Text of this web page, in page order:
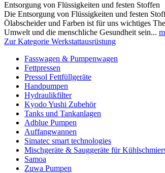
Entsorgung von Flüssigkeiten und festen Stoffen
Die Entsorgung von Flüssigkeiten und festen
Ölabscheider und Farben ist für uns wichtiges
Umwelt und die menschliche Gesundheit sein...
Zur Kategorie Werkstattausrüstung
Fasswagen & Pumpenwagen
Fettpressen
Pressol Fettfüllgeräte
Handpumpen
Hydraulikfilter
Kyodo Yushi Zubehör
Tanks und Tankanlagen
Adblue Pumpen
Auffangwannen
Simatec smart technologies
Mischgeräte & Sauggeräte für
Samoa
Zuwa Pumpen